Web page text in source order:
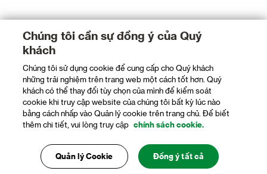
Chúng tôi cần sự đồng ý của Quý
khách
Chúng tôi sử dụng cookie để cung cấp cho Quý khách
những trải nghiệm trên trang web một cách tốt hơn. Quý
khách có thể thay đổi tùy chọn của mình để kiểm soát
cookie khi truy cập website của chúng tôi bất kỳ lúc nào
bằng cách nhấp vào Quản lý cookie trên trang chủ. Để biết
thêm chi tiết, vui lòng truy cập
chính sách cookie.
Quản lý Cookie Đồng ý tất cả